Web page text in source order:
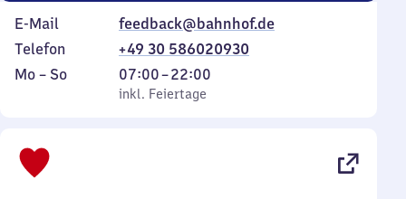
E-Mail
feedback@bahnhof.de
Telefon
+49 30 586020930
Montag
Mo – So,
inkl. Feiertage
07:00–22:00
Von
7
inkl. Feiertage